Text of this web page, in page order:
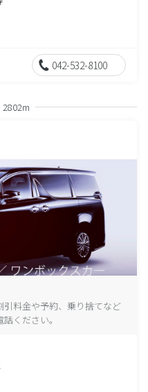
042-532-8100
2802m
料金や予約、乗り捨てなど
ください。